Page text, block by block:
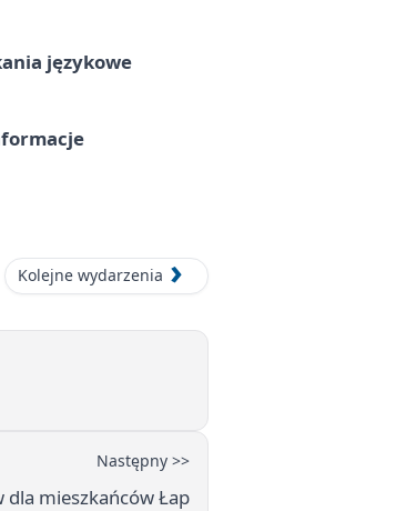
językowe
Kolejne wydarzenia
Następny >>
dla mieszkańców Łap